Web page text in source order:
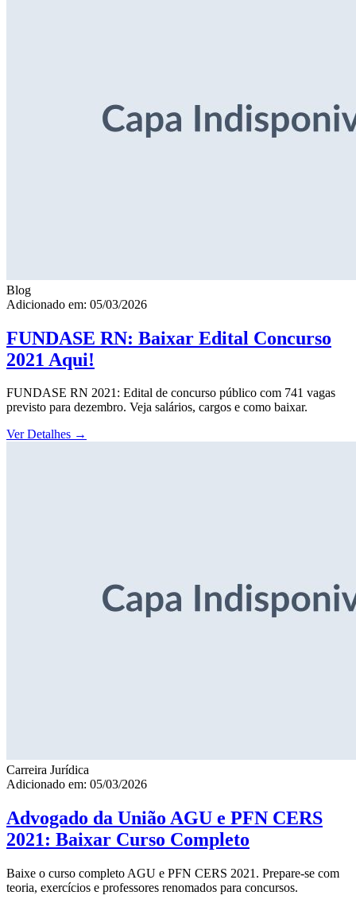
Blog
Adicionado em: 05/03/2026
FUNDASE RN: Baixar Edital Concurso
2021 Aqui!
FUNDASE RN 2021: Edital de concurso público com 741 vagas
previsto para dezembro. Veja salários, cargos e como baixar.
Ver Detalhes →
Carreira Jurídica
Adicionado em: 05/03/2026
Advogado da União AGU e PFN CERS
2021: Baixar Curso Completo
Baixe o curso completo AGU e PFN CERS 2021. Prepare-se com
teoria, exercícios e professores renomados para concursos.